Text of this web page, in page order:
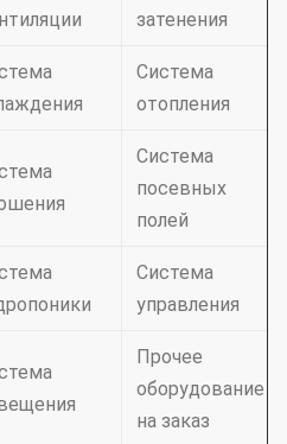
затенения
Система
отопления
Система
посевных
полей
Система
управления
Прочее
оборудование
на заказ